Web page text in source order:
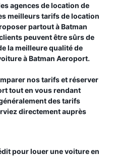
agences de location de
meilleurs tarifs de location
partout àBatman
peuvent être sûrs de
la meilleure qualité de
àBatman Aeroport.
nos tarifs et réserver
tout en vous rendant
des tarifs
directement auprès
pour louer une voiture en